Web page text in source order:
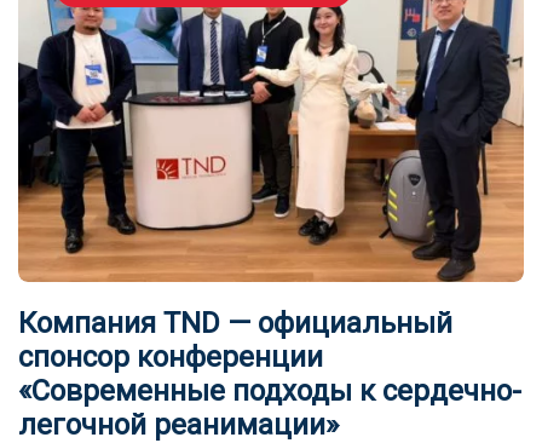
Компания TND — официальный
спонсор конференции
«Современные подходы к сердечно-
легочной реанимации»